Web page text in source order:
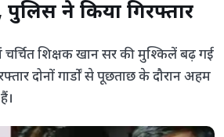
ने किया गिरफ्तार
चर्चित शिक्षक खान सर की मुश्किलें बढ़ गई
दोनों गार्डों से पूछताछ के दौरान अहम